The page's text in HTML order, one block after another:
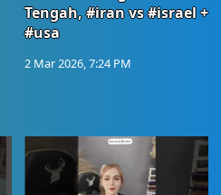
Tengah, #iran vs #israel +
#usa
2 Mar 2026, 7:24 PM